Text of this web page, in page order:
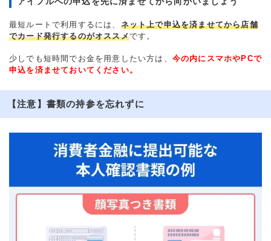
最短ルートで利用するには、 ネット上で申込を済ませてから店舗
でカード発行するのがオススメです。
少しでも短時間でお金を用意したい方は、 今の内にスマホやPCで
申込を済ませておいてください。
【注意】書類の持参を忘れずに